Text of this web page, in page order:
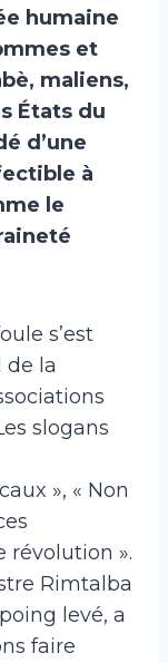
humaine
et
maliens,
États du
d’une
à
le
s’est
de la
slogans
», « Non
révolution ».
Rimtalba
levé, a
faire